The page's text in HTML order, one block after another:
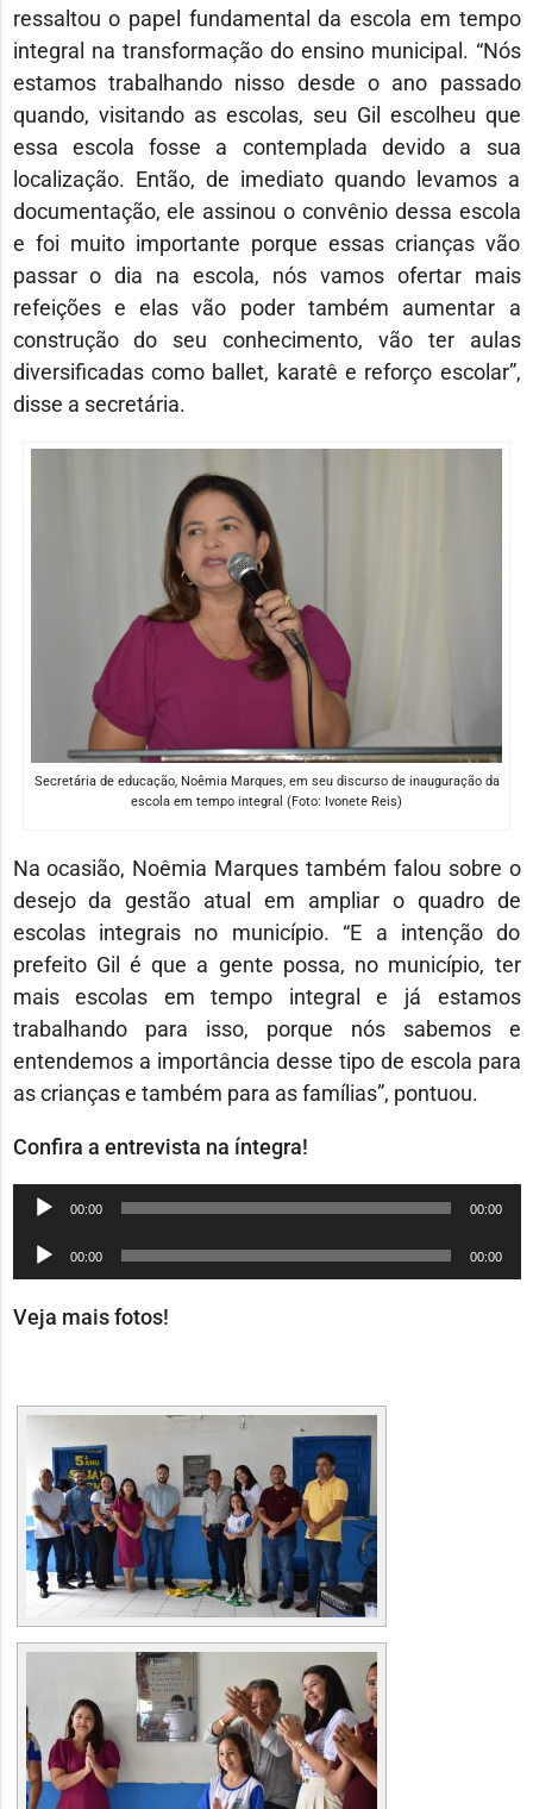
ressaltou o papel fundamental da escola em tempo
integral na transformação do ensino municipal. “Nós
estamos trabalhando nisso desde o ano passado
quando, visitando as escolas, seu Gil escolheu que
essa escola fosse a contemplada devido a sua
localização. Então, de imediato quando levamos a
documentação, ele assinou o convênio dessa escola
e foi muito importante porque essas crianças vão
passar o dia na escola, nós vamos ofertar mais
refeições e elas vão poder também aumentar a
construção do seu conhecimento, vão ter aulas
diversificadas como ballet, karatê e reforço escolar”,
disse a secretária.
Secretária de educação, Noêmia Marques, em seu discurso de inauguração da
escola em tempo integral (Foto: Ivonete Reis)
Na ocasião, Noêmia Marques também falou sobre o
desejo da gestão atual em ampliar o quadro de
escolas integrais no município. “E a intenção do
prefeito Gil é que a gente possa, no município, ter
mais escolas em tempo integral e já estamos
trabalhando para isso, porque nós sabemos e
entendemos a importância desse tipo de escola para
as crianças e também para as famílias”, pontuou.
Confira a entrevista na íntegra!
Tocador
áudio
00:00 00:00
Tocador
de
áudio
00:00 00:00
Veja mais fotos!